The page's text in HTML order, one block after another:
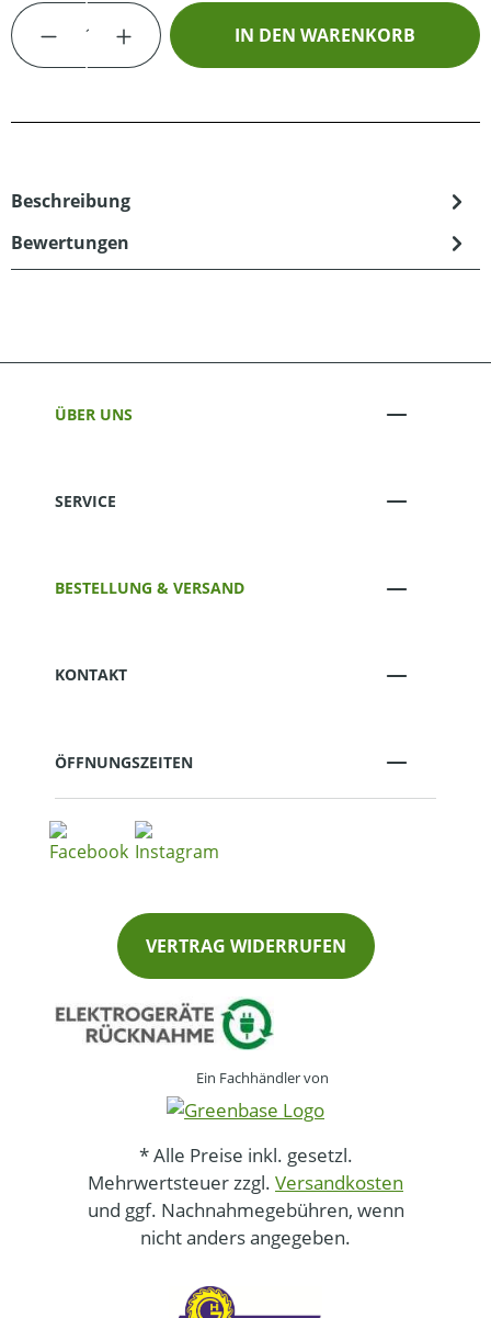
Produkt Anzahl: Gib den gewünschten
IN DEN WARENKORB
Beschreibung
Bewertungen
ÜBER UNS
SERVICE
BESTELLUNG & VERSAND
KONTAKT
ÖFFNUNGSZEITEN
VERTRAG WIDERRUFEN
Ein Fachhändler von
* Alle Preise inkl. gesetzl.
Mehrwertsteuer zzgl. Versandkosten
und ggf. Nachnahmegebühren, wenn
nicht anders angegeben.